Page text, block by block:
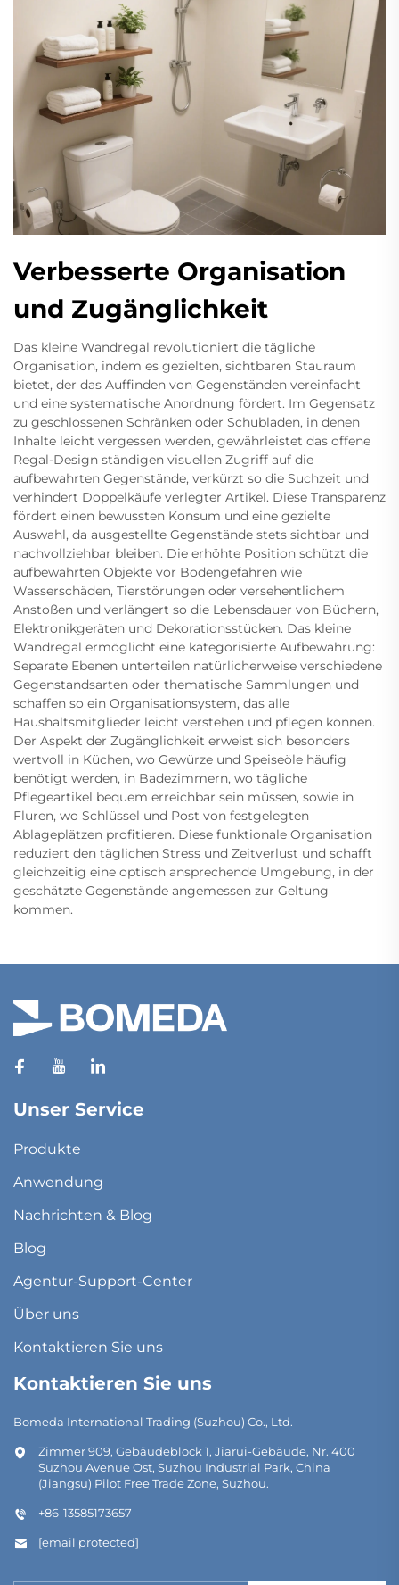
Verbesserte Organisation
und Zugänglichkeit
Das kleine Wandregal revolutioniert die tägliche
Organisation, indem es gezielten, sichtbaren Stauraum
bietet, der das Auffinden von Gegenständen vereinfacht
und eine systematische Anordnung fördert. Im Gegensatz
zu geschlossenen Schränken oder Schubladen, in denen
Inhalte leicht vergessen werden, gewährleistet das offene
Regal-Design ständigen visuellen Zugriff auf die
aufbewahrten Gegenstände, verkürzt so die Suchzeit und
verhindert Doppelkäufe verlegter Artikel. Diese Transparenz
fördert einen bewussten Konsum und eine gezielte
Auswahl, da ausgestellte Gegenstände stets sichtbar und
nachvollziehbar bleiben. Die erhöhte Position schützt die
aufbewahrten Objekte vor Bodengefahren wie
Wasserschäden, Tierstörungen oder versehentlichem
Anstoßen und verlängert so die Lebensdauer von Büchern,
Elektronikgeräten und Dekorationsstücken. Das kleine
Wandregal ermöglicht eine kategorisierte Aufbewahrung:
Separate Ebenen unterteilen natürlicherweise verschiedene
Gegenstandsarten oder thematische Sammlungen und
schaffen so ein Organisationsystem, das alle
Haushaltsmitglieder leicht verstehen und pflegen können.
Der Aspekt der Zugänglichkeit erweist sich besonders
wertvoll in Küchen, wo Gewürze und Speiseöle häufig
benötigt werden, in Badezimmern, wo tägliche
Pflegeartikel bequem erreichbar sein müssen, sowie in
Fluren, wo Schlüssel und Post von festgelegten
Ablageplätzen profitieren. Diese funktionale Organisation
reduziert den täglichen Stress und Zeitverlust und schafft
gleichzeitig eine optisch ansprechende Umgebung, in der
geschätzte Gegenstände angemessen zur Geltung
kommen.
Unser Service
Produkte
Anwendung
Nachrichten & Blog
Blog
Agentur-Support-Center
Über uns
Kontaktieren Sie uns
Kontaktieren Sie uns
Bomeda International Trading (Suzhou) Co., Ltd.
Zimmer 909, Gebäudeblock 1, Jiarui-Gebäude, Nr. 400
Suzhou Avenue Ost, Suzhou Industrial Park, China
(Jiangsu) Pilot Free Trade Zone, Suzhou.
+86-13585173657
[email protected]